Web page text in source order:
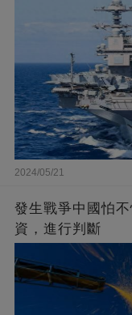
2024/05/21
發生戰爭中國怕
資，進行判斷